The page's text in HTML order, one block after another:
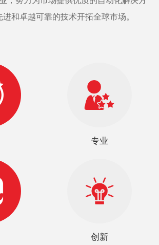
和卓越可靠的技术开拓全球市场。
专业
创新